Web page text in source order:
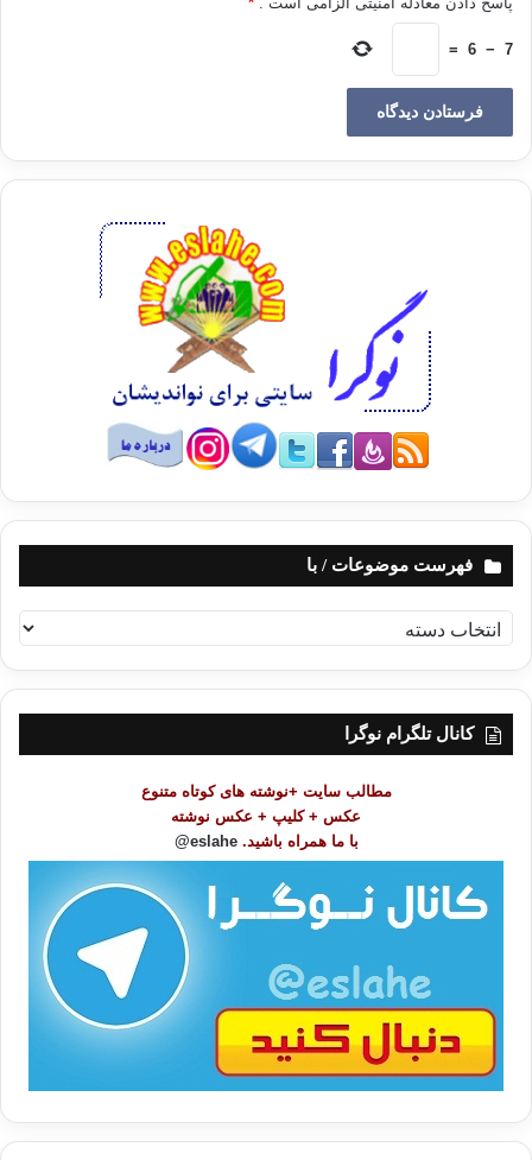
حق قرآن بر گردن مسلمان
حق قرآن بر هر مسلمان
وظیفه ما به قرآن
7
−
6
=
فهرست موضوعات / با
ه
ر
کانال تلگرام نوگرا
مطالب سایت +نوشته های کوتاه متنوع
عکس + کلیپ + عکس نوشته
با ما همراه باشید. eslahe@